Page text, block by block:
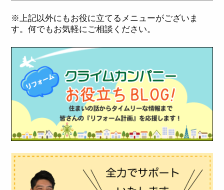
※上記以外にもお役に立てるメニューがございま
す。何でもお気軽にご相談ください。